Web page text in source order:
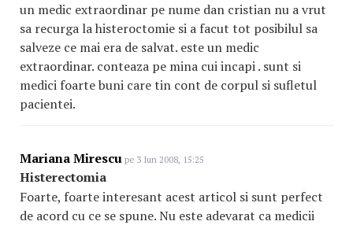
un medic extraordinar pe nume dan cristian nu a vrut
sa recurga la histeroctomie si a facut tot posibilul sa
salveze ce mai era de salvat. este un medic
extraordinar. conteaza pe mina cui incapi . sunt si
medici foarte buni care tin cont de corpul si sufletul
pacientei.
Mariana Mirescu pe 3 Iun 2008, 15:25
Histerectomia
Foarte, foarte interesant acest articol si sunt perfect
de acord cu ce se spune. Nu este adevarat ca medicii